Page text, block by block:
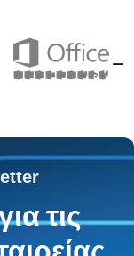
τις